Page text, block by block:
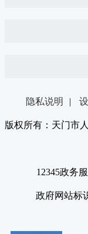
隐私说明 |
版权所有：天门市
12345政务
政府网站标